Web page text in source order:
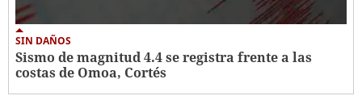
SIN DAÑOS
Sismo de magnitud 4.4 se registra frente a las
costas de Omoa, Cortés